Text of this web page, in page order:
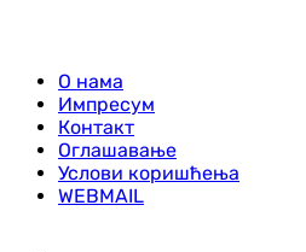
О нама
Импресум
Контакт
Оглашавање
Услови коришћења
WEBMAIL